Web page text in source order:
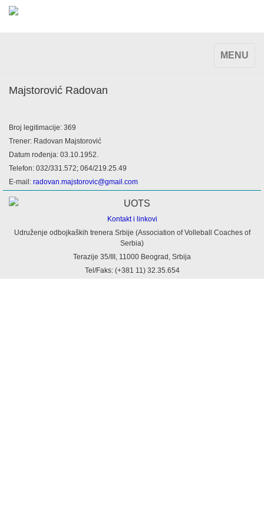
TOGGLE
MENU
Majstorović Radovan
Broj legitimacije: 369
Trener: Radovan Majstorović
Datum rođenja: 03.10.1952.
Telefon: 032/331.572; 064/219.25.49
E-mail: radovan.majstorovic@gmail.com
Kontakt i linkovi
Udruženje odbojkaških trenera Srbije (Association of Volleball Coaches of
Serbia)
Terazije 35/III, 11000 Beograd, Srbija
Tel/Faks: (+381 11) 32.35.654